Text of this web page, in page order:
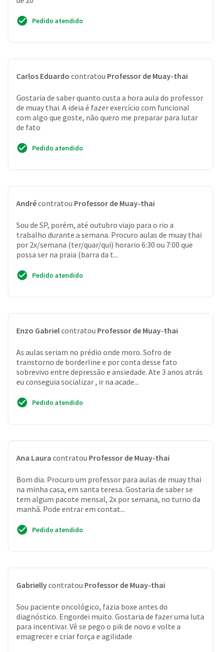
Pedido atendido
Carlos Eduardo contratou Professor de Muay-thai
Gostaria de saber quanto custa a hora aula do professor
de muay thai. A ideia é fazer exercício com funcional
com algo que goste, não quero me preparar para lutar
de fato
Pedido atendido
Andrécontratou Professor de Muay-thai
Sou de SP, porém, até outubro viajo para o rio a
trabalho durante a semana. Procuro aulas de muay thai
por 2x/semana (ter/quar/qui) horario 6:30 ou 7:00 que
possa ser na praia (barra da t...
Pedido atendido
Enzo Gabrielcontratou Professor de Muay-thai
As aulas seriam no prédio onde moro. Sofro de
transtorno de borderline e por conta desse fato
sobrevivo entre depressão e ansiedade. Ate 3 anos atrás
eu conseguia socializar , ir na acade...
Pedido atendido
Ana Laura contratou Professor de Muay-thai
Bom dia. Procuro um professor para aulas de muay thai
na minha casa, em santa teresa. Gostaria de saber se
tem algum pacote mensal, 2x por semana, no turno da
manhã. Pode entrar em contat...
Pedido atendido
Gabriellycontratou Professor de Muay-thai
Sou paciente oncológico, fazia boxe antes do
diagnóstico. Engordei muito. Gostaria de fazer uma luta
para incentivar. Vê se pego o pik de novo e volte a
emagrecer e criar força e agilidade